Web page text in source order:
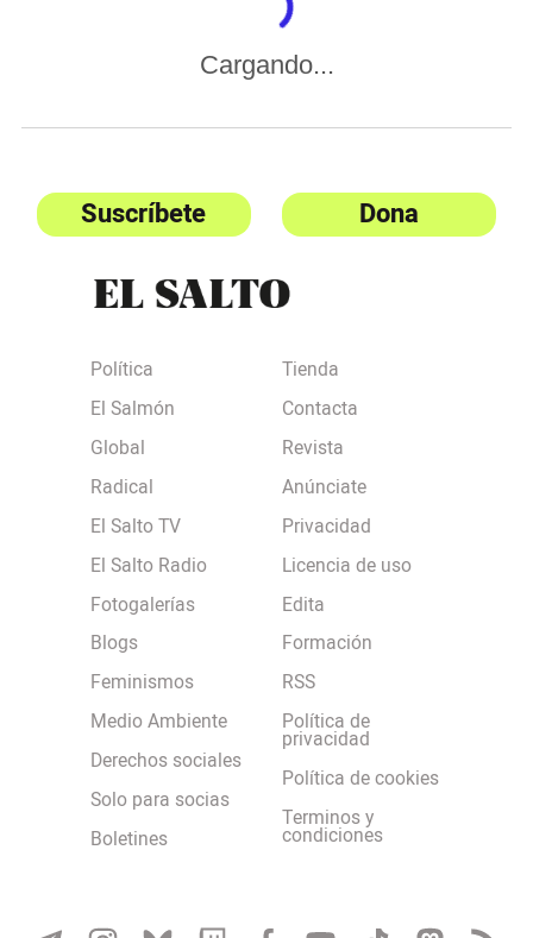
Cargando...
Suscríbete Dona
Política
El Salmón
Global
Radical
El Salto TV
El Salto Radio
Fotogalerías
Blogs
Feminismos
Medio Ambiente
Derechos sociales
Solo para socias
Boletines
Tienda
Contacta
Revista
Anúnciate
Privacidad
Licencia de uso
Edita
Formación
RSS
Política de
privacidad
Política de cookies
Terminos y
condiciones